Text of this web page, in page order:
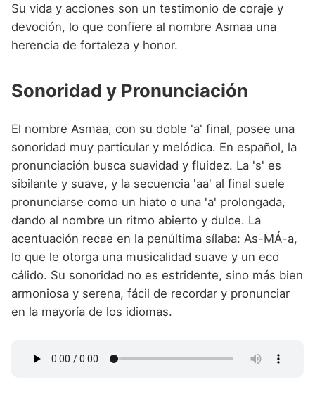
Su vida y acciones son un testimonio de coraje y
devoción, lo que confiere al nombre Asmaa una
herencia de fortaleza y honor.
Sonoridad y Pronunciación
El nombre Asmaa, con su doble 'a' final, posee una
sonoridad muy particular y melódica. En español, la
pronunciación busca suavidad y fluidez. La 's' es
sibilante y suave, y la secuencia 'aa' al final suele
pronunciarse como un hiato o una 'a' prolongada,
dando al nombre un ritmo abierto y dulce. La
acentuación recae en la penúltima sílaba: As-MÁ-a,
lo que le otorga una musicalidad suave y un eco
cálido. Su sonoridad no es estridente, sino más bien
armoniosa y serena, fácil de recordar y pronunciar
en la mayoría de los idiomas.